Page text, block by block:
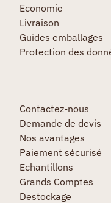
Economie
Livraison
Guides emballages
Protection des
Contactez-nous
Demande de devis
Nos avantages
Paiement sécurisé
Echantillons
Grands Comptes
Destockage